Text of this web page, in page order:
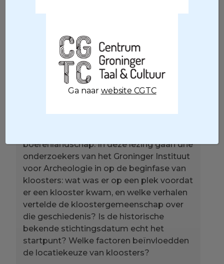
over archeologie. De eerste lezing is op
Apostolische Kerk in Haren. De lezing kan
ook live thuis gevolgd via
youtube.com/groningsebibliotheken.
Kloosters vormden in de middeleeuwen
belangrijke punten in het landschap: uit
boerenlandschap. In deze lezing gaan drie
onderzoekers van het Groninger Instituut
voor Archeologie in op de beginfase van
kloosters: wat was er op een plek voordat
er een klooster kwam, en welke verhalen
vertelde de kloostergemeenschap over
die geschiedenis? Is de historische
bekende stichtingsdatum echt het
startpunt? Welke factoren beïnvloedden
de locatiekeuze van kloosters?
Ga naar website CGTC